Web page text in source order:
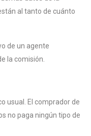
al tanto de cuánto
de un agente
la comisión.
usual. El comprador de
no paga ningún tipo de